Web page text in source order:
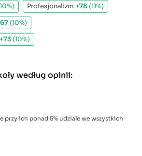
Profesjonalizm +78 (11%)
(10%)
+73 (10%)
według opinii:
przy ich ponad 5% udziale we wszystkich